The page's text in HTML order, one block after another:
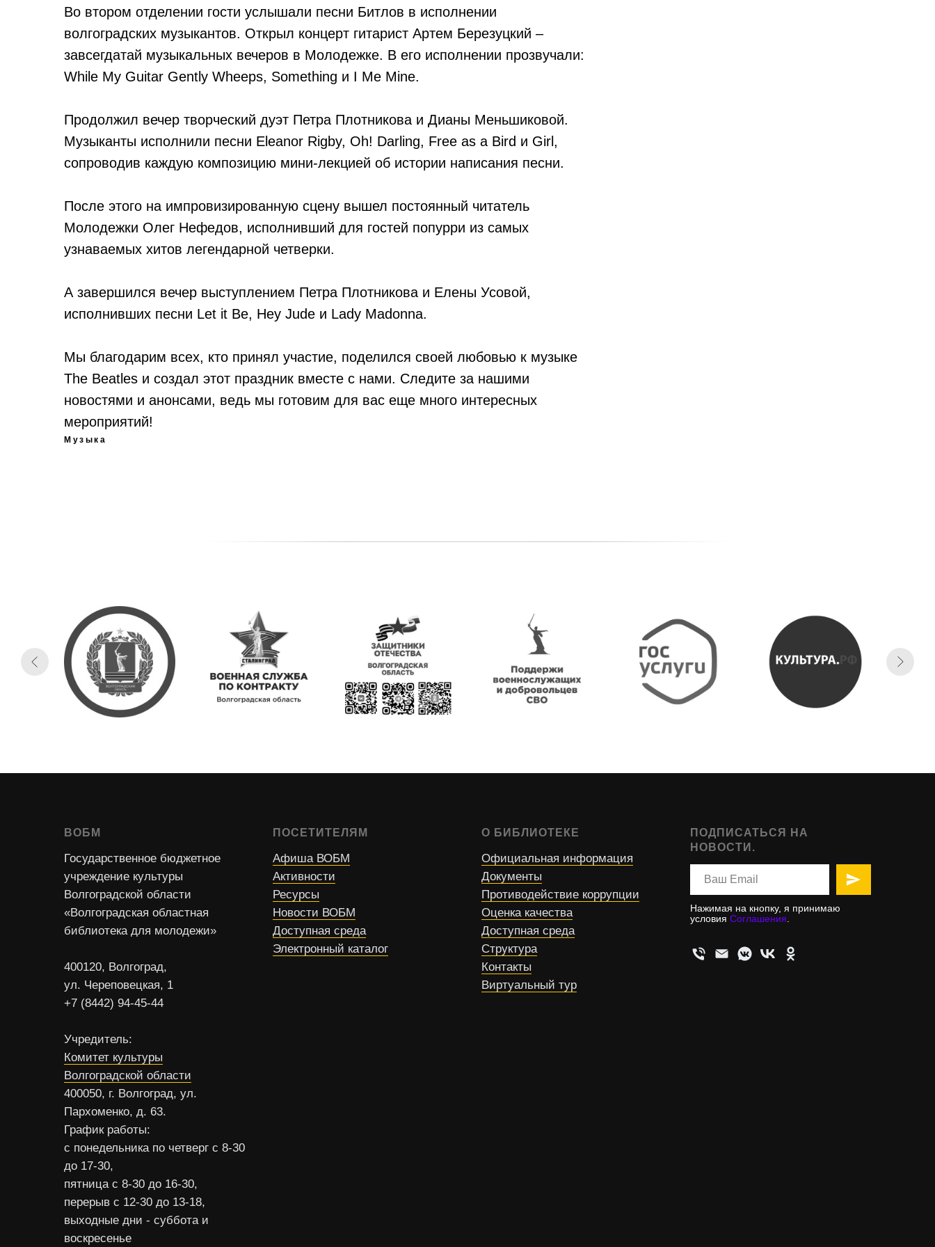
Во втором отделении гости услышали песни Битлов в исполнении
волгоградских музыкантов. Открыл концерт гитарист Артем Березуцкий –
завсегдатай музыкальных вечеров в Молодежке. В его исполнении прозвучали:
While My Guitar Gently Wheeps, Something и I Me Mine.
Продолжил вечер творческий дуэт Петра Плотникова и Дианы Меньшиковой.
Музыканты исполнили песни Eleanor Rigby, Oh! Darling, Free as a Bird и Girl,
сопроводив каждую композицию мини-лекцией об истории написания песни.
После этого на импровизированную сцену вышел постоянный читатель
Молодежки Олег Нефедов, исполнивший для гостей попурри из самых
узнаваемых хитов легендарной четверки.
А завершился вечер выступлением Петра Плотникова и Елены Усовой,
исполнивших песни Let it Be, Hey Jude и Lady Madonna.
Мы благодарим всех, кто принял участие, поделился своей любовью к музыке
The Beatles и создал этот праздник вместе с нами. Следите за нашими
новостями и анонсами, ведь мы готовим для вас еще много интересных
мероприятий!
Музыка
ВОБМ
Государственное бюджетное
учреждение культуры
Волгоградской области
«Волгоградская областная
библиотека для молодежи»
400120, Волгоград,
ул. Череповецкая, 1
+7 (8442) 94-45-44
Учредитель:
Комитет культуры
Волгоградской области
400050, г. Волгоград, ул.
Пархоменко, д. 63.
График работы:
с понедельника по четверг с 8-30
до 17-30,
пятница с 8-30 до 16-30,
перерыв с 12-30 до 13-18,
выходные дни - суббота и
воскресенье
ПОСЕТИТЕЛЯМ
Афиша ВОБМ
Активности
Ресурсы
Новости ВОБМ
Доступная среда
Электронный каталог
О БИБЛИОТЕКЕ
Официальная информация
Документы
Противодействие коррупции
Оценка качества
Доступная среда
Структура
Контакты
Виртуальный тур
ПОДПИСАТЬСЯ НА
НОВОСТИ.
Нажимая на кнопку, я принимаю
условия Соглашения